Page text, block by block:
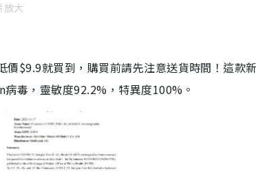
放大
$9.9就買到，購買前請先注意送貨時間！這款
毒，靈敏度92.2%，特異度100%。